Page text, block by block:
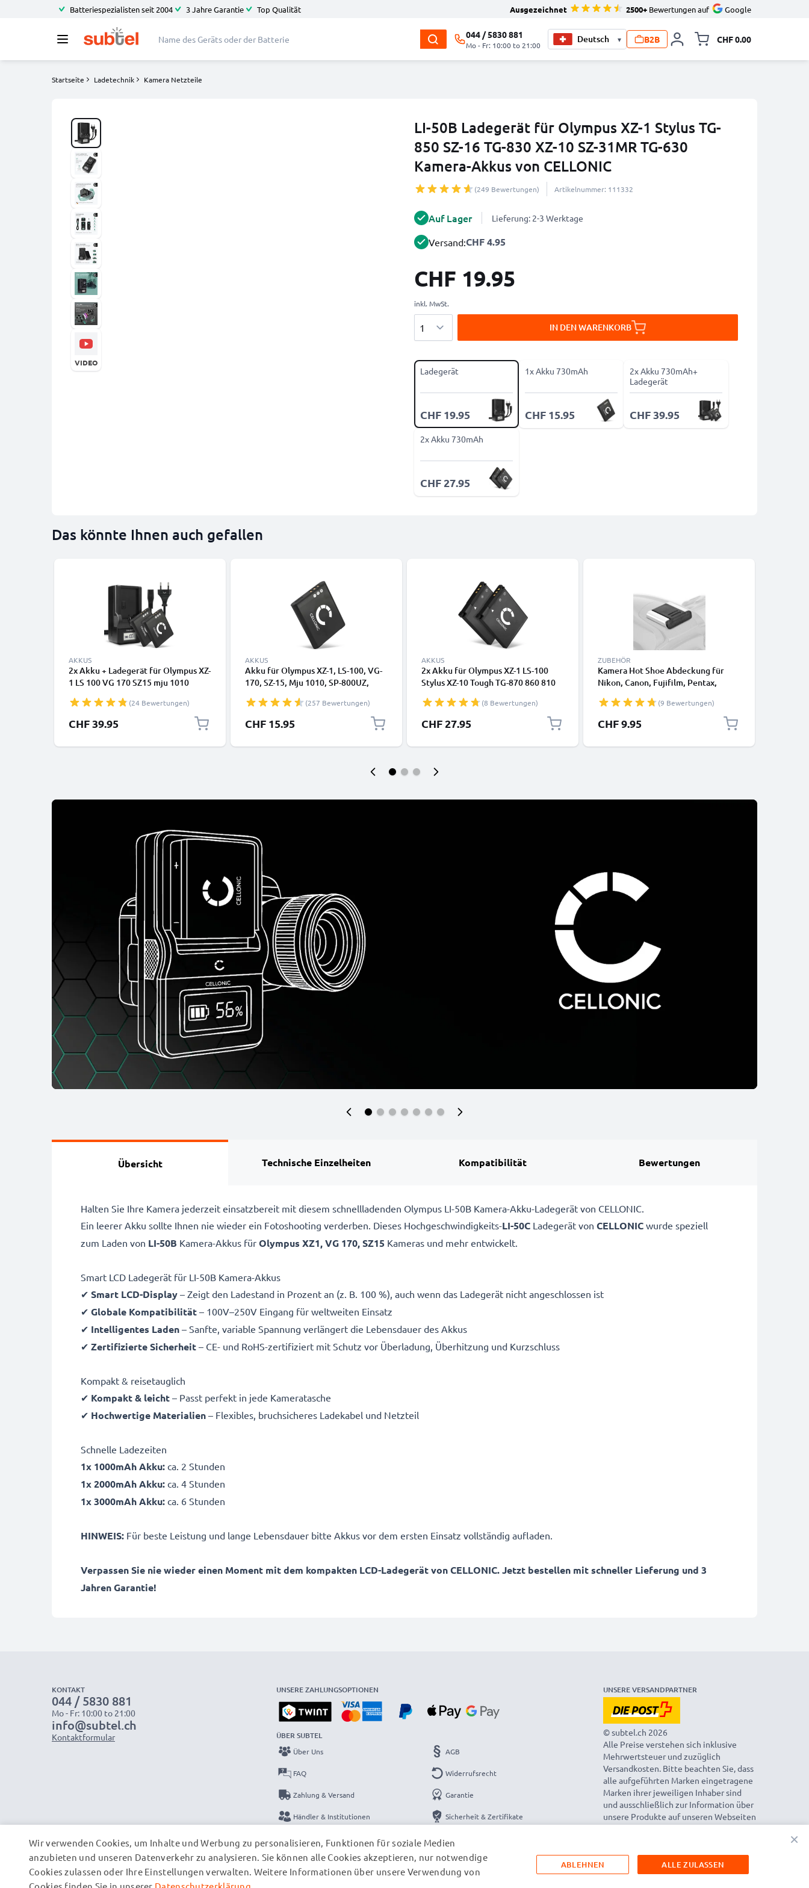
Batteriespezialisten seit 2004 3 Jahre Garantie Top Qualität Ausgezeichnet 2500+ Bewertungen auf Google
044 / 5830 881
Mo - Fr: 10:00 to 21:00
▾ B2B CHF 0.00
Startseite Ladetechnik Kamera Netzteile
LI-50B Ladegerät für Olympus XZ-1 Stylus TG-
850 SZ-16 TG-830 XZ-10 SZ-31MR TG-630
Kamera-Akkus von CELLONIC
(249 Bewertungen) Artikelnummer: 111332
VIDEO
Auf Lager Lieferung: 2-3 Werktage
Versand:CHF 4.95
CHF 19.95
inkl. MwSt.
IN DEN WARENKORB
Ladegerät
CHF 19.95
1x Akku 730mAh
CHF 15.95
2x Akku 730mAh+
Ladegerät
CHF 39.95
2x Akku 730mAh
CHF 27.95
Das könnte Ihnen auch gefallen
AKKUS
2x Akku + Ladegerät für Olympus XZ-
1 LS 100 VG 170 SZ15 mju 1010
(24 Bewertungen)
CHF 39.95
AKKUS
Akku für Olympus XZ-1, LS-100, VG-
170, SZ-15, Mju 1010, SP-800UZ,
730mAh von CELLONIC(257 Bewertungen)
CHF 15.95
AKKUS
2x Akku für Olympus XZ-1 LS-100
Stylus XZ-10 Tough TG-870 860 810
730mAh von CELLONIC(8 Bewertungen)
CHF 27.95
ZUBEHÖR
Kamera Hot Shoe Abdeckung für
Nikon, Canon, Fujifilm, Pentax,
CELLONIC
(9 Bewertungen)
CHF 9.95
Übersicht Technische Einzelheiten Kompatibilität Bewertungen
Halten Sie Ihre Kamera jederzeit einsatzbereit mit diesem schnellladenden Olympus LI-50B Kamera-Akku-Ladegerät von CELLONIC.
Ein leerer Akku sollte Ihnen nie wieder ein Fotoshooting verderben. Dieses Hochgeschwindigkeits-LI-50C Ladegerät von CELLONIC wurde speziell
zum Laden von LI-50B Kamera-Akkus für Olympus XZ1, VG 170, SZ15 Kameras und mehr entwickelt.
Smart LCD Ladegerät für LI-50B Kamera-Akkus
✔ Smart LCD-Display – Zeigt den Ladestand in Prozent an (z. B. 100 %), auch wenn das Ladegerät nicht angeschlossen ist
✔ Globale Kompatibilität – 100V–250V Eingang für weltweiten Einsatz
✔ Intelligentes Laden – Sanfte, variable Spannung verlängert die Lebensdauer des Akkus
✔ Zertifizierte Sicherheit – CE- und RoHS-zertifiziert mit Schutz vor Überladung, Überhitzung und Kurzschluss
Kompakt & reisetauglich
✔ Kompakt & leicht – Passt perfekt in jede Kameratasche
✔ Hochwertige Materialien – Flexibles, bruchsicheres Ladekabel und Netzteil
Schnelle Ladezeiten
1x 1000mAh Akku: ca. 2 Stunden
1x 2000mAh Akku: ca. 4 Stunden
1x 3000mAh Akku: ca. 6 Stunden
HINWEIS: Für beste Leistung und lange Lebensdauer bitte Akkus vor dem ersten Einsatz vollständig aufladen.
Verpassen Sie nie wieder einen Moment mit dem kompakten LCD-Ladegerät von CELLONIC. Jetzt bestellen mit schneller Lieferung und 3
Jahren Garantie!
KONTAKT
044 / 5830 881
Mo - Fr: 10:00 to 21:00
info@subtel.ch
Kontaktformular
UNSERE ZAHLUNGSOPTIONEN
ÜBER SUBTEL
Über Uns
FAQ
Zahlung & Versand
Händler & Institutionen
Kataloge
Kontakt
AGB
Widerrufsrecht
Garantie
Sicherheit & Zertifikate
Impressum
UNSERE VERSANDPARTNER
© subtel.ch 2026
Alle Preise verstehen sich inklusive
Mehrwertsteuer und zuzüglich
Versandkosten. Bitte beachten Sie, dass
alle aufgeführten Marken eingetragene
Marken ihrer jeweiligen Inhaber sind
und ausschließlich zur Information über
unsere Produkte auf unseren Webseiten
genannt werden.
×
Wir verwenden Cookies, um Inhalte und Werbung zu personalisieren, Funktionen für soziale Medien
anzubieten und unseren Datenverkehr zu analysieren. Sie können alle Cookies akzeptieren, nur notwendige
Cookies zulassen oder Ihre Einstellungen verwalten. Weitere Informationen über unsere Verwendung von
ALLE ZULASSEN
ABLEHNEN